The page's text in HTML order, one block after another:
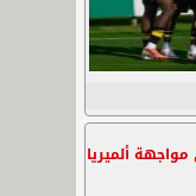
ألميريا